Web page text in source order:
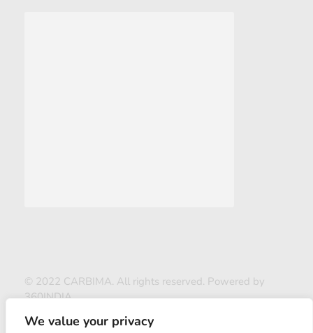
We value your privacy
© 2022 CARBIMA. All rights reserved. Powered by
360INDIA